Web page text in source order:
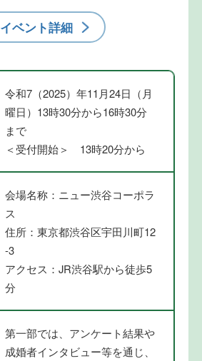
イベント詳細
令和7（2025）年11月24日（月
曜日）13時30分から16時30分
まで
＜受付開始＞ 13時20分から
会場名称：ニュー渋谷コーポラ
ス
住所：東京都渋谷区宇田川町12
-3
アクセス：JR渋谷駅から徒歩5
分
第一部では、アンケート結果や
成婚者インタビュー等を通じ、